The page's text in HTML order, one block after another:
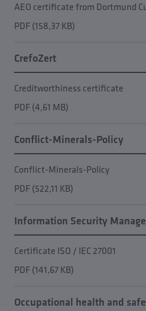
AEO certificate from Dortmund
PDF (158,37 KB)
CrefoZert
Creditworthiness certificate
PDF (4,61 MB)
Conflict-Minerals-Policy
Conflict-Minerals-Policy
PDF (522,11 KB)
Information Security
Certificate ISO / IEC 27001
PDF (141,67 KB)
Occupational health and